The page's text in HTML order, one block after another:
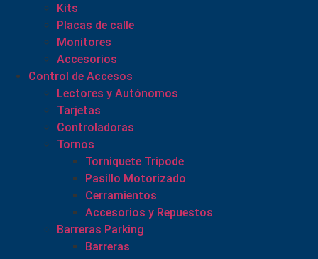
Kits
Placas de calle
Monitores
Accesorios
Control de Accesos
Lectores y Autónomos
Tarjetas
Controladoras
Tornos
Torniquete Tripode
Pasillo Motorizado
Cerramientos
Accesorios y Repuestos
Barreras Parking
Barreras